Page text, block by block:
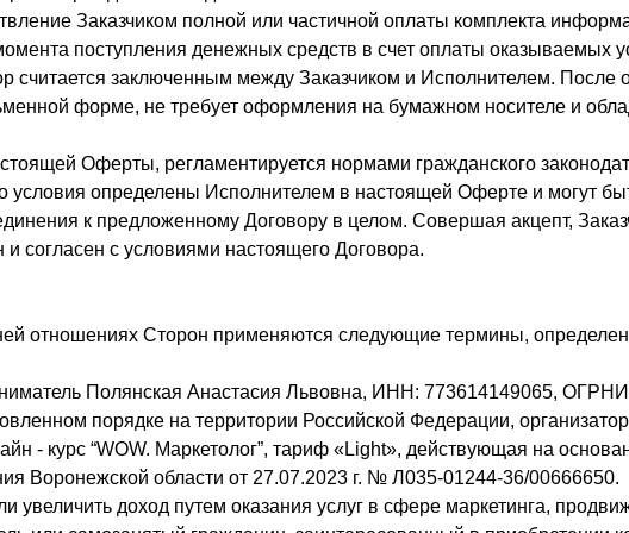
Заказчиком полной или частичной оплаты комплекта
поступления денежных средств в счет оплаты оказываемых
считается заключенным между Заказчиком и Исполнителем. После
форме, не требует оформления на бумажном носителе и
Оферты, регламентируется нормами гражданского
условия определены Исполнителем в настоящей Оферте и могут
к предложенному Договору в целом. Совершая акцепт,
согласен с условиями настоящего Договора.
отношениях Сторон применяются следующие термины,
Полянская Анастасия Львовна, ИНН: 773614149065,
порядке на территории Российской Федерации, организатор
- курс “WOW. Маркетолог”, тариф «Light», действующая на
Воронежской области от 27.07.2023 г. № Л035-01244-36/00666650.
доход путем оказания услуг в сфере маркетинга,